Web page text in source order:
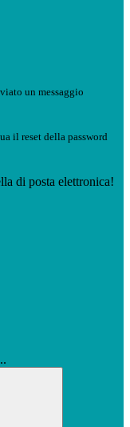
un messaggio
il reset della password
di posta elettronica!